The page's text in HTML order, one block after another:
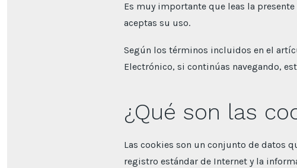
Es muy importante que leas la
aceptas su uso.
Según los términos incluidos en el
Electrónico, si continúas navegando,
¿Qué son las
Las cookies son un conjunto de datos
registro estándar de Internet y la